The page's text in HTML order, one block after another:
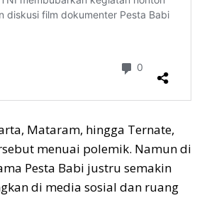
Mataram, hingga Ternate,
menuai polemik. Namun di
Pesta Babi justru semakin
di media sosial dan ruang